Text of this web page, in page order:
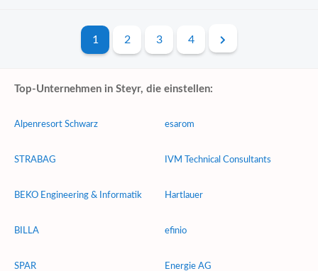
1 2 3 4
Top-Unternehmen in Steyr, die einstellen:
Alpenresort Schwarz
STRABAG
BEKO Engineering & Informatik
BILLA
SPAR
esarom
IVM Technical Consultants
Hartlauer
efinio
Energie AG